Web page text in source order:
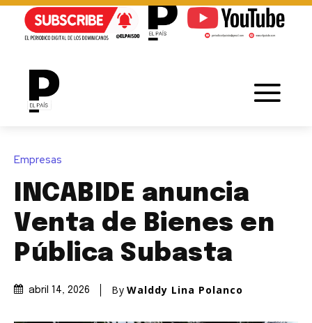
Empresas
INCABIDE anuncia
Venta de Bienes en
Pública Subasta
abril 14, 2026 By Walddy Lina Polanco